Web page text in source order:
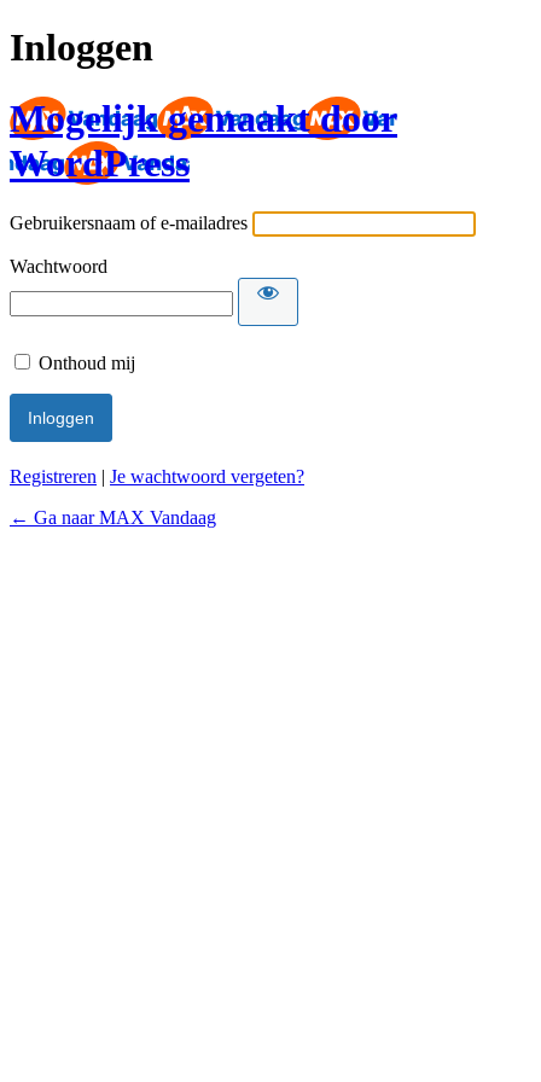
Inloggen
Mogelijk gemaakt door
WordPress
Gebruikersnaam of e-mailadres
Wachtwoord
Onthoud mij
Registreren | Je wachtwoord vergeten?
← Ga naar MAX Vandaag